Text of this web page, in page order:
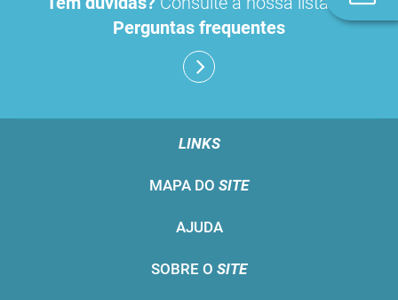
Perguntas frequentes
LINKS
MAPA DO SITE
AJUDA
SOBRE O SITE